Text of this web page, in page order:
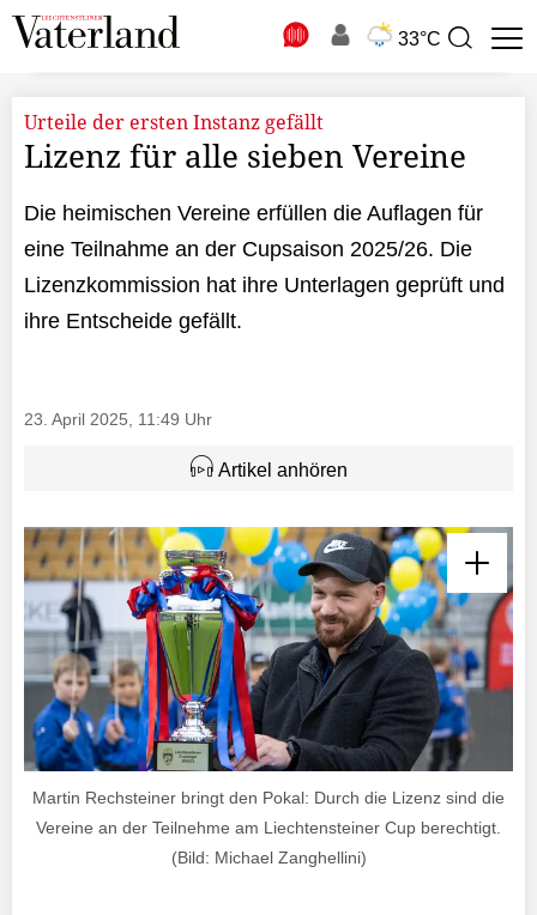
33°C
Suchbegriff
Urteile der ersten Instanz gefällt
Lizenz für alle sieben Vereine
Die heimischen Vereine erfüllen die Auflagen für
eine Teilnahme an der Cupsaison 2025/26. Die
Lizenzkommission hat ihre Unterlagen geprüft und
ihre Entscheide gefällt.
23. April 2025, 11:49 Uhr
Artikel anhören
Martin Rechsteiner bringt den Pokal: Durch die Lizenz sind die
Vereine an der Teilnehme am Liechtensteiner Cup berechtigt.
(Bild: Michael Zanghellini)